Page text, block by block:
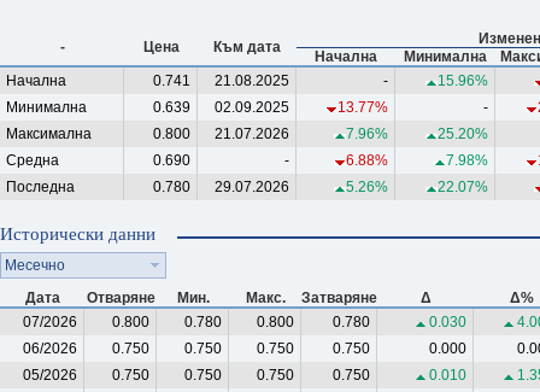
- Цена Към дата
Начална
Минимална
Начална
0.741 21.08.2025 -
15.96%
Минимална
0.639 02.09.2025 13.77% -
Максимална
0.800 21.07.2026 7.96%
25.20%
Средна
0.690 - 6.88% 7.98%
Последна
0.780 29.07.2026 5.26% 22.07%
Исторически данни
Месечно
Дата
Отваряне Мин. Макс. Затваряне Δ
Δ%
07/2026
0.800 0.780 0.800 0.780 0.030
06/2026
0.750 0.750 0.750 0.750 0.000
05/2026
0.750 0.750 0.750 0.750 0.010